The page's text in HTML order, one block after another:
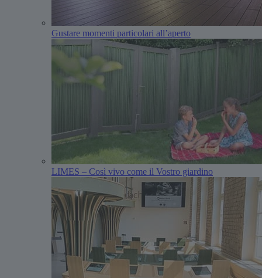
Gustare momenti particolari all’aperto
LIMES – Così vivo come il Vostro giardino